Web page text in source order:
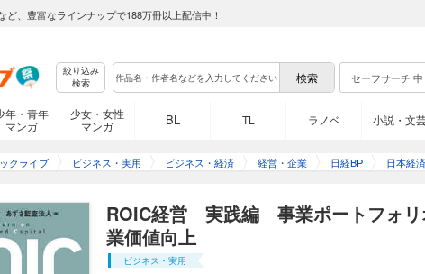
ど、豊富なラインナップで188万冊以上配信中！
絞り込み
検索
セーフサーチ 中
年・青年
マンガ
少女・女性
マンガ
BL TL ラノベ 小説・文
クライブ ビジネス・実用 ビジネス・経済 経営・企業 日経BP 日本経
ROIC経営 実践編 事業ポートフォリ
業価値向上
ビジネス・実用